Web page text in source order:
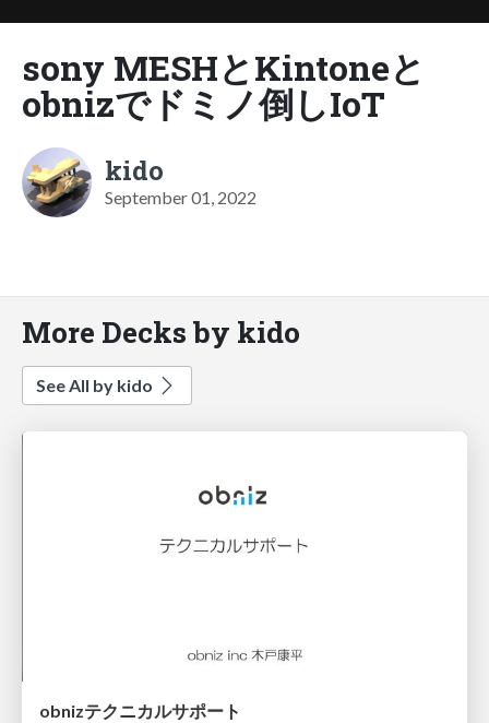
sony MESHとKintoneと
obnizでドミノ倒しIoT
kido
September 01, 2022
More Decks by kido
See All by kido
obnizテクニカルサポート